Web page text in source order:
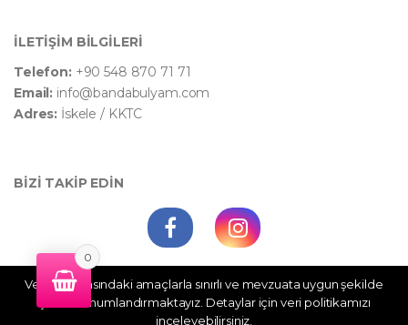
İLETİŞİM BİLGİLERİ
Telefon: +90 548 870 71 71
Email: info@bandabulyam.com
Adres: İskele / KKTC
BİZİ TAKİP EDİN
0
Veri politikasındaki amaçlarla sınırlı ve mevzuata uygun şekilde
çerez konumlandırmaktayız. Detaylar için veri politikamızı
inceleyebilirsiniz.
WhatsApp Destek